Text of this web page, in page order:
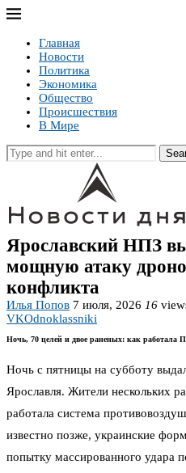
Главная
Новости
Политика
Экономика
Общество
Происшествия
В Мире
Ярославский НПЗ
мощную атаку
конфликта
Илья Попов 7 июля, 2026 16
VKOdnoklassniki
Ночь, 70 целей и двое раненых: как работала
Ночь с пятницы на субботу
Ярославля. Жители нескольких
работала система
известно позже, украинские
попытку массированного удара